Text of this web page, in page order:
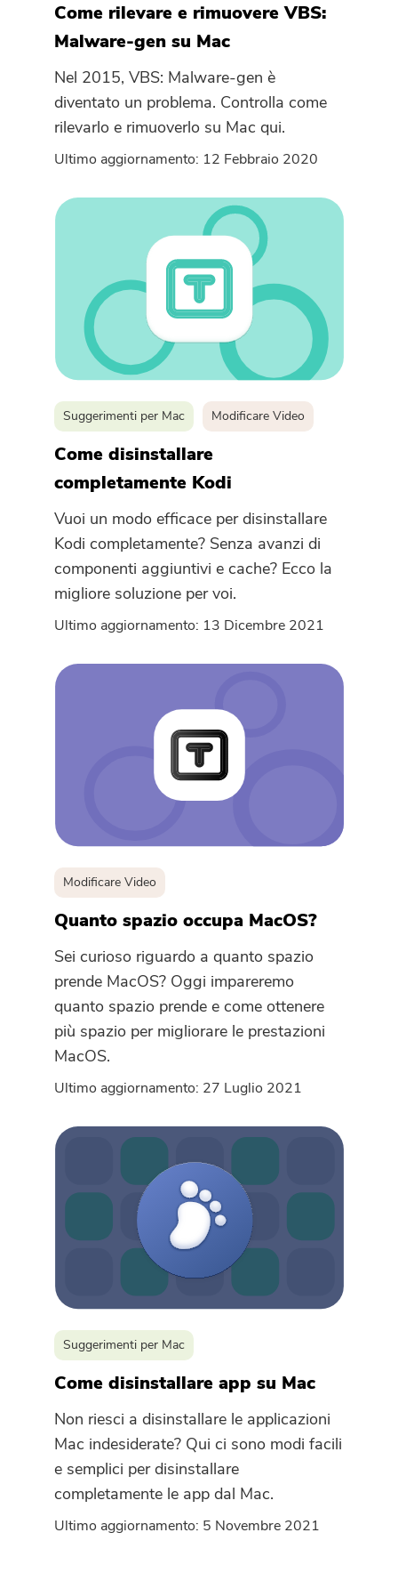
Come rilevare e rimuovere VBS:
Malware-gen su Mac
Nel 2015, VBS: Malware-gen è
diventato un problema. Controlla come
rilevarlo e rimuoverlo su Mac qui.
Ultimo aggiornamento: 12 Febbraio 2020
Suggerimenti per Mac Modificare Video
Come disinstallare
completamente Kodi
Vuoi un modo efficace per disinstallare
Kodi completamente? Senza avanzi di
componenti aggiuntivi e cache? Ecco la
migliore soluzione per voi.
Ultimo aggiornamento: 13 Dicembre 2021
Modificare Video
Quanto spazio occupa MacOS?
Sei curioso riguardo a quanto spazio
prende MacOS? Oggi impareremo
quanto spazio prende e come ottenere
più spazio per migliorare le prestazioni
MacOS.
Ultimo aggiornamento: 27 Luglio 2021
Suggerimenti per Mac
Come disinstallare app su Mac
Non riesci a disinstallare le applicazioni
Mac indesiderate? Qui ci sono modi facili
e semplici per disinstallare
completamente le app dal Mac.
Ultimo aggiornamento: 5 Novembre 2021